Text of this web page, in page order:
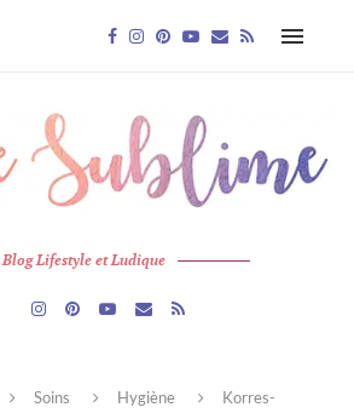
Blog Lifestyle et Ludique
Soins Hygiène
Korres-